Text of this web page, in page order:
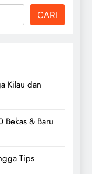
CARI
Kilau dan
Bekas & Baru
Tips